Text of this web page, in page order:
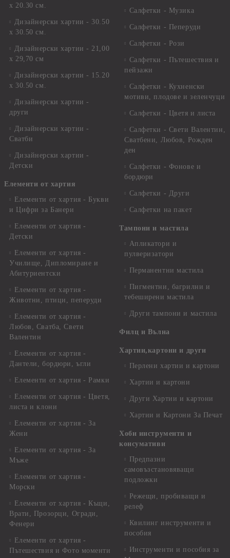
х 20.30 см.
Дизайнерски хартии - 30.50
х 30.50 см.
Дизайнерски хартии - 21,00
х 29,70 см
Дизайнерски хартии - 15.20
x 30.50 см.
Дизайнерски хартии -
други
Дизайнерски хартии -
Сватби
Дизайнерски хартии -
Детски
Елементи от хартия
Елементи от хартия - Букви
и Цифри за Банери
Елементи от хартия -
Детски
Елементи от хартия -
Училище, Дипломиране и
Абитуриентски
Елементи от хартия -
Животни, птици, пеперуди
Елементи от хартия -
Любов, Сватба, Свети
Валентин
Елементи от хартия -
Дантели, бордюри, ъгли
Елементи от хартия - Рамки
Елементи от хартия - Цветя,
листа и клони
Елементи от хартия - За
Жени
Елементи от хартия - За
Мъже
Елементи от хартия -
Морски
Елементи от хартия - Къщи,
Врати, Прозорци, Огради,
Фенери
Елементи от хартия -
Пътешествия и Фото моменти
Салфетки - Музика
Салфетки - Пеперуди
Салфетки - Рози
Салфетки - Пътешествия и
пейзажи
Салфетки - Кухненски
мотиви, плодове и зеленчуци
Салфетки - Цветя и листа
Салфетки - Свети Валентин,
Сватбени, Любов, Рожден
ден
Салфетки - Фонове и
бордюри
Салфетки - Други
Салфетки на пакет
Тампони и мастила
Апликатори и
пулверизатори
Перманентни мастила
Пигментни, багрилни и
тебеширени мастила
Други тампони и мастила
Филц и Вълна
Хартии,картони и други
Перлени хартии и картони
Хартии и картони
Други Хартии и картони
Хартии и Картони За Печат
Хоби инструменти и
консумативи
Предпазни
самовъзстановяващи
подложки
Режещи, пробиващи и
релеф
Квилинг инструменти и
пособия
Инструменти и пособия за